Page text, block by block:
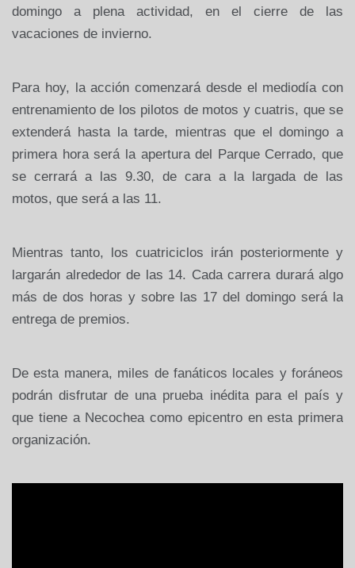
domingo a plena actividad, en el cierre de las
vacaciones de invierno.
Para hoy, la acción comenzará desde el mediodía con
entrenamiento de los pilotos de motos y cuatris, que se
extenderá hasta la tarde, mientras que el domingo a
primera hora será la apertura del Parque Cerrado, que
se cerrará a las 9.30, de cara a la largada de las
motos, que será a las 11.
Mientras tanto, los cuatriciclos irán posteriormente y
largarán alrededor de las 14. Cada carrera durará algo
más de dos horas y sobre las 17 del domingo será la
entrega de premios.
De esta manera, miles de fanáticos locales y foráneos
podrán disfrutar de una prueba inédita para el país y
que tiene a Necochea como epicentro en esta primera
organización.